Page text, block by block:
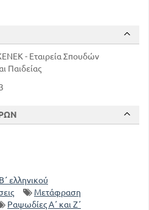
- Εταιρεία Σπουδών
Παιδείας
Β΄ ελληνικού
Μετάφραση
Ραψωδίες Α΄ και Ζ΄